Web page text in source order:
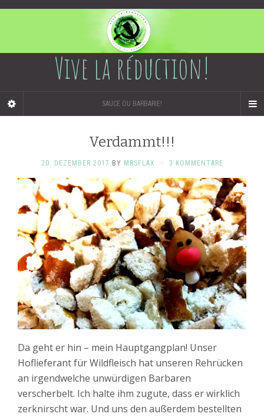
Vive la réduction!
SAUCE OU BARBARIE!
Verdammt!!!
20. DEZEMBER 2017 BY MRSFLAX · 3 KOMMENTARE
Da geht er hin – mein Hauptgangplan! Unser
Hoflieferant für Wildfleisch hat unseren Rehrücken
an irgendwelche unwürdigen Barbaren
verscherbelt. Ich halte ihm zugute, dass er wirklich
zerknirscht war. Und uns den außerdem bestellten